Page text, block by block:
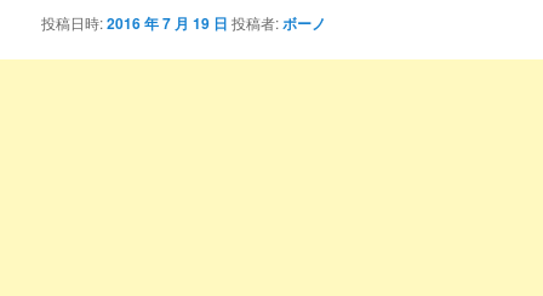
投稿日時:2016 年 7 月 19 日 投稿者: ボーノ